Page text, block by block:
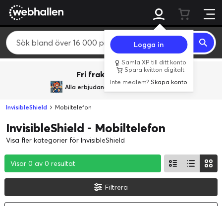
Logga in
Samla XP till ditt konto
Spara kvitton digitalt
Inte medlem?Skapa konto
Fri frakt över 800 kr.
Alla erbjudanden frånBACK TO REALITY
InvisibleShield Mobiltelefon
InvisibleShield - Mobiltelefon
Visa fler kategorier för InvisibleShield
Visar 0 av 0 resultat
Visar 0 av 0 resultat
Visar 0 av 0 resultat
Filtrera